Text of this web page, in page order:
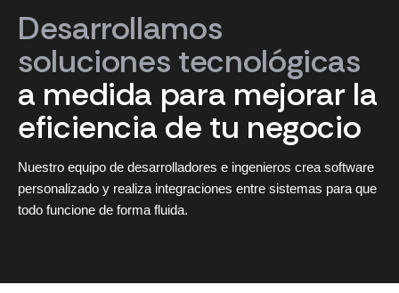
Desarrollamos
soluciones tecnológicas
a medida para mejorar la
eficiencia de tu negocio
Nuestro equipo de desarrolladores e ingenieros crea software
personalizado y realiza integraciones entre sistemas para que
todo funcione de forma fluida.